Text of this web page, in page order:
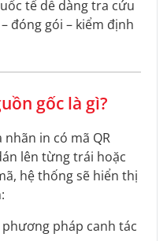
tế dễ dàng tra cứu
đóng gói – kiểm định
gốc là gì?
in có mã QR
lên từng trái hoặc
hệ thống sẽ hiển thị
pháp canh tác